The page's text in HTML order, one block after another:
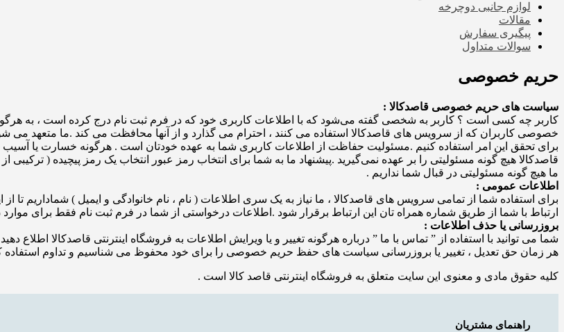
لوازم جانبی دوچرخه
مقالات
پیگیری سفارش
سوالات متداول
حریم خصوصی
سیاست های حریم خصوصی قاصدکالا :
کاربر چه کسی است ؟ کاربر به شخصی گفته می‌شود که با اطلاعات کاربری خود که در فرم ثبت نام درج کرده است ، به
خصوصی کاربران که از سرویس های قاصدکالا استفاده می کنند ، احترام می گذارد و از آنها محافظت می کند .ما
برای تحقق این امر استفاده کنیم .مسئولیت حفاظت از اطلاعات کاربری شما به عهده خودتان است . هرگونه خسارت یا
قاصدکالا هیچ گونه مسئولیتی را بر عهده نمی‌گیرید .پیشنهاد ما به شما برای انتخاب رمز عبور انتخاب یک رمز پیچیده (
ما هیچ گونه مسئولیتی در قبال شما نداریم .
اطلاعات عمومی :
برای استفاده شما از تمامی سرویس های قاصدکالا ، ما نیاز به یک سری اطلاعات ( نام ، نام خانوادگی و ایمیل ) شماداریم تا
ارتباط با شما از طریق شماره همراه تان این ارتباط برقرار شود .اطلاعات درخواستی از شما در فرم ثبت نام فقط برای
بروزرسانی یا حذف اطلاعات :
شما می توانید با استفاده از ” تماس با ما ” درباره هرگونه تغییر و یا ویرایش اطلاعات به فروشگاه اینترنتی قاصدکالا اطلاع
هر زمان حق تعدیل ، تغییر یا بروزرسانی سیاست های حفظ حریم خصوصی را برای خود محفوظ می شناسیم و تداوم استفاده
کلیه حقوق مادی و معنوی این سایت متعلق به فروشگاه اینترنتی قاصد کالا است .
راهنمای مشتریان